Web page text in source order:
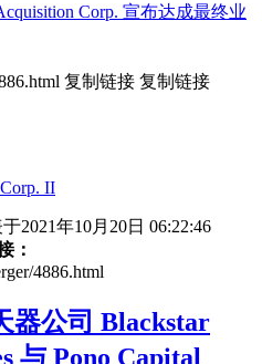
Corp. 宣布达成最终业
复制链接 复制链接
II
2021年10月20日 06:22:46
：
4886.html
器公司 Blackstar
与 Pono Capital